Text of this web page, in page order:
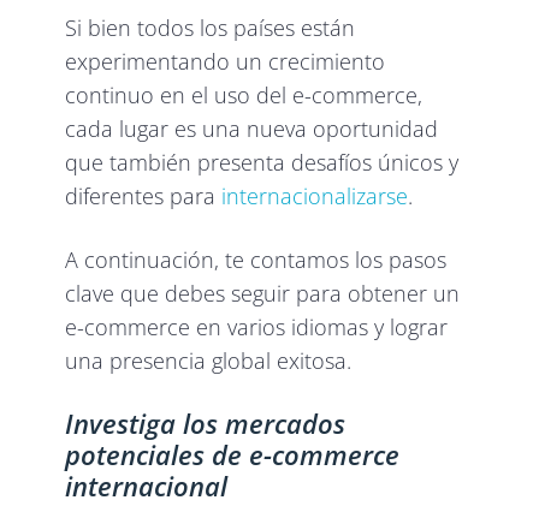
Si bien todos los países están
experimentando un crecimiento
continuo en el uso del e-commerce,
cada lugar es una nueva oportunidad
que también presenta desafíos únicos y
diferentes para internacionalizarse.
A continuación, te contamos los pasos
clave que debes seguir para obtener un
e-commerce en varios idiomas y lograr
una presencia global exitosa.
Investiga los mercados
potenciales de e-commerce
internacional